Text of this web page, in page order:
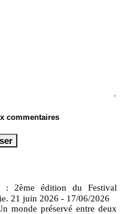
commentaires
: 2ème édition du Festival
21 juin 2026 - 17/06/2026
monde préservé entre deux